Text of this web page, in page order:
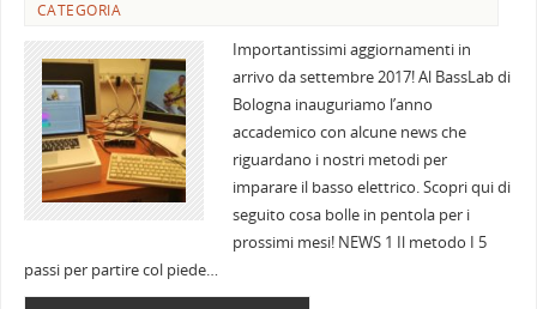
CATEGORIA
Importantissimi aggiornamenti in
arrivo da settembre 2017! Al BassLab di
Bologna inauguriamo l’anno
accademico con alcune news che
riguardano i nostri metodi per
imparare il basso elettrico. Scopri qui di
seguito cosa bolle in pentola per i
prossimi mesi! NEWS 1 Il metodo I 5
passi per partire col piede…